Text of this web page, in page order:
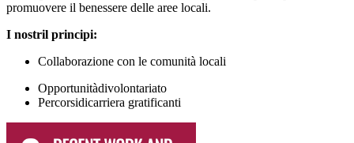
promuovere il benessere delle aree locali.
I nostril principi:
Collaborazione con le comunità locali
Opportunitàdivolontariato
Percorsidicarriera gratificanti